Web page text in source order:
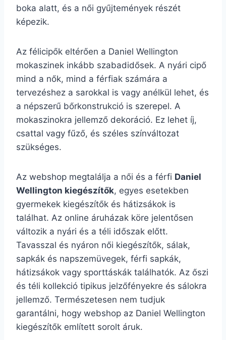
boka alatt, és a női gyűjtemények részét
képezik.
Az félicipők eltérően a Daniel Wellington
mokaszinek inkább szabadidősek. A nyári cipő
mind a nők, mind a férfiak számára a
tervezéshez a sarokkal is vagy anélkül lehet, és
a népszerű bőrkonstrukció is szerepel. A
mokaszinokra jellemző dekoráció. Ez lehet íj,
csattal vagy fűző, és széles színváltozat
szükséges.
Az webshop megtalálja a női és a férfi Daniel
Wellington kiegészítők, egyes esetekben
gyermekek kiegészítők és hátizsákok is
találhat. Az online áruházak köre jelentősen
változik a nyári és a téli időszak előtt.
Tavasszal és nyáron női kiegészítők, sálak,
sapkák és napszemüvegek, férfi sapkák,
hátizsákok vagy sporttáskák találhatók. Az őszi
és téli kollekció tipikus jelzőfényekre és sálokra
jellemző. Természetesen nem tudjuk
garantálni, hogy webshop az Daniel Wellington
kiegészítők említett sorolt áruk.